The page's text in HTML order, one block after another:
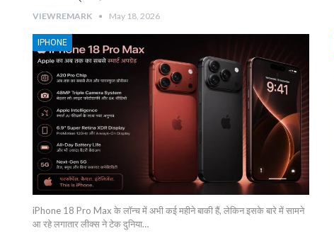
VIEWREMARK May 18, 2026
IPHONE
iPhone 18 Pro Max के लॉन्च में अभी कई महीने बाकी हैं, लेकिन इसके बारे में सामने
आ रहे लगातार लीक्स ने टेक दुनिया…